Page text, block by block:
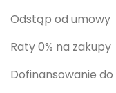
Odstąp od umowy
Raty 0% na zakupy
Dofinansowanie